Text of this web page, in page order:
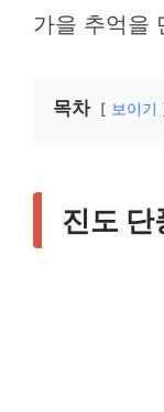
가을 추억을
목차 보이기
진도 단